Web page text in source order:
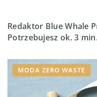
Redaktor Blue Whale
Potrzebujesz ok. 3
MODA ZERO WASTE